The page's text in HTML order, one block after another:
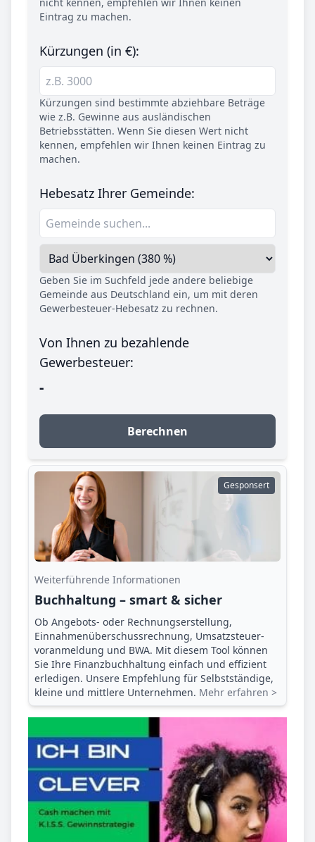
nicht kennen, empfehlen wir Ihnen keinen
Eintrag zu machen.
Kürzungen (in €):
Kürzungen sind bestimmte abziehbare Beträge
wie z.B. Gewinne aus ausländischen
Betriebsstätten. Wenn Sie diesen Wert nicht
kennen, empfehlen wir Ihnen keinen Eintrag zu
machen.
Hebesatz Ihrer Gemeinde:
Geben Sie im Suchfeld jede andere beliebige
Gemeinde aus Deutschland ein, um mit deren
Gewerbesteuer-Hebesatz zu rechnen.
Von Ihnen zu bezahlende
Gewerbesteuer:
-
Berechnen
Gesponsert
Weiterführende Informationen
Buchhaltung – smart & sicher
Ob Angebots- oder Rechnungserstellung,
Einnahmenüberschuss­rechnung, Umsatzsteuer­
voranmeldung und BWA. Mit diesem Tool können
Sie Ihre Finanz­buchhaltung einfach und effizient
erledigen. Unsere Empfehlung für Selbstständige,
kleine und mittlere Unternehmen. Mehr erfahren >